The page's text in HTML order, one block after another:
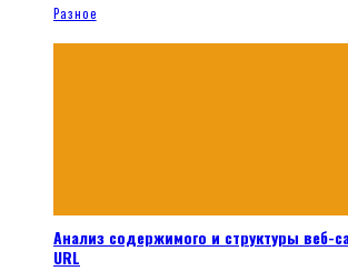
Разное
Анализ содержимого и структуры веб-
URL